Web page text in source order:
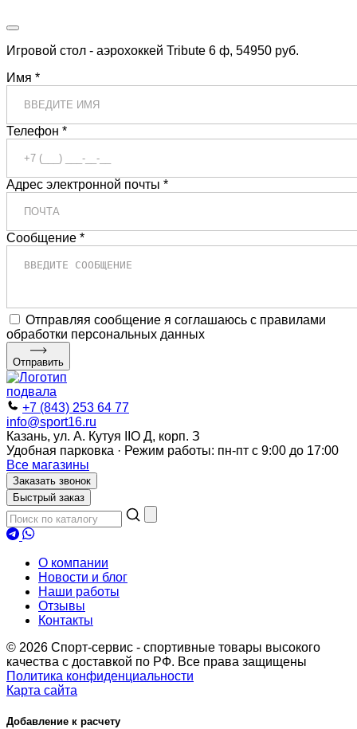
Игровой стол - аэрохоккей Tribute 6 ф, 54950 руб.
Имя *
Телефон *
Адрес электронной почты *
Сообщение *
Отправляя сообщение я соглашаюсь с правилами
обработки персональных данных
Отправить
+7 (843) 253 64 77
info@sport16.ru
Казань, ул. А. Кутуя IIO Д, корп. З
Удобная парковка · Режим работы: пн-пт с 9:00 до 17:00
Все магазины
Заказать звонок
Быстрый заказ
О компании
Новости и блог
Наши работы
Отзывы
Контакты
© 2026 Спорт-сервис - спортивные товары высокого
качества с доставкой по РФ. Все права защищены
Политика конфиденциальности
Карта сайта
Добавление к расчету